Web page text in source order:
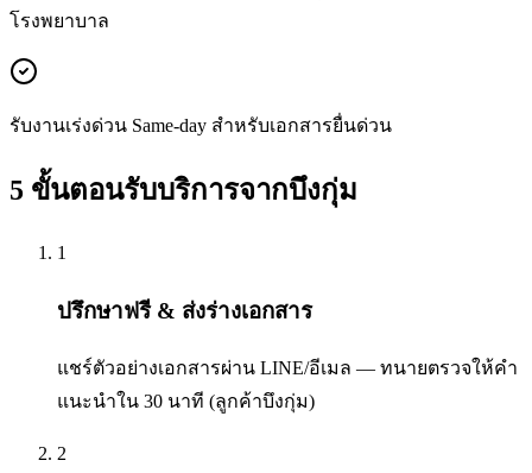
โรงพยาบาล
รับงานเร่งด่วน Same-day สำหรับเอกสารยื่นด่วน
5 ขั้นตอนรับบริการจากบึงกุ่ม
1
ปรึกษาฟรี & ส่งร่างเอกสาร
แชร์ตัวอย่างเอกสารผ่าน LINE/อีเมล — ทนายตรวจให้คำ
แนะนำใน 30 นาที (ลูกค้าบึงกุ่ม)
2